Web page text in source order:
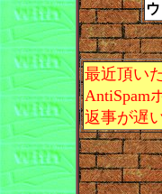
最近頂い
AntiSpam
返事が遅